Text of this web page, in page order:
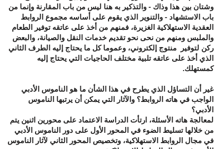
وشتان بين هذا وذاك - والتذكير به هنا ليس من باب المقارنة وإنما من
باب الاستشهاد - والتنوير الذي يقوم على أساسه مجموع الروابط
العقدية الاستهلاكية الغزيرة، فمنهم من أخذ على عاتقه توفير الطعام
والملبس ومنهم من نحى نحو تقديم خدمات النقل والصيانة، والبعض
ركن لتوفير منتوج إلكتروني، وعموما كل ما يحتاج إليه الطرف الثاني
الذي أخذ على عاتقه تلبية مختلف الحاجيات التي يحتاج إليه
كمستهلك.
غير أن التساؤل الذي يطرح في هذا الشأن ما هو الناموس الأدبي
الواجب في هاته الروابط؟ والآثار التي يمكن أن يرتبها الناموس
الأدبي؟
لمعالجة هاته الأسئلة، ارتأت الدراسة الاعتماد على محورين اثنين يتم
من خلالها تسليط الضوء في المحور الأول على دور الناموس الأدبي
في مجال الروابط الاستهلاكية، وتخصيص المحور الثاني لآثار الناموس